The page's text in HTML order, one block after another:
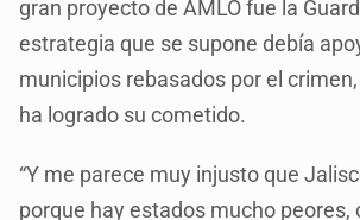
gran proyecto de AMLO fue la
estrategia que se supone debía
municipios rebasados por el
ha logrado su cometido.
“Y me parece muy injusto que
porque hay estados mucho peores,